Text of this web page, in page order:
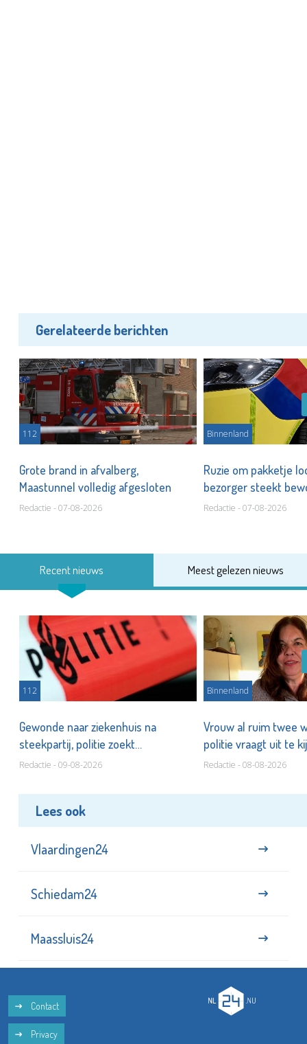
Gerelateerde berichten
112
Grote brand in afvalberg,
Maastunnel volledig afgesloten
Redactie - 07-08-2026
Binnenland
Ruzie om pakketje
bezorger steekt
Redactie - 07-08-2026
Recent nieuws Meest gelezen nieuws
112
Gewonde naar ziekenhuis na
steekpartij, politie zoekt
verdachte(n)
Redactie - 09-08-2026
Binnenland
Vrouw al ruim twee
politie vraagt uit te
Redactie - 08-08-2026
Lees ook
Vlaardingen24
Schiedam24
Maassluis24
Contact
Privacy